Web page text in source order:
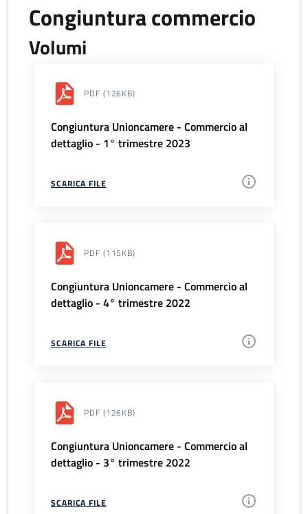
Congiuntura commercio
Volumi
PDF (126KB)
Congiuntura Unioncamere - Commercio al
dettaglio - 1° trimestre 2023
SCARICA FILE
PDF (115KB)
Congiuntura Unioncamere - Commercio al
dettaglio - 4° trimestre 2022
SCARICA FILE
PDF (126KB)
Congiuntura Unioncamere - Commercio al
dettaglio - 3° trimestre 2022
SCARICA FILE